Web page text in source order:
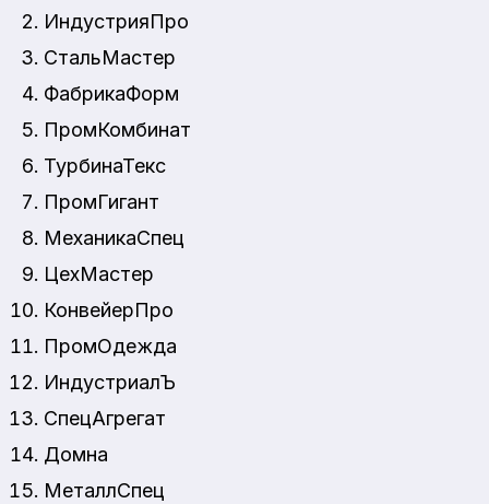
ИндустрияПро
СтальМастер
ФабрикаФорм
ПромКомбинат
ТурбинаТекс
ПромГигант
МеханикаСпец
ЦехМастер
КонвейерПро
ПромОдежда
ИндустриалЪ
СпецАгрегат
Домна
МеталлСпец